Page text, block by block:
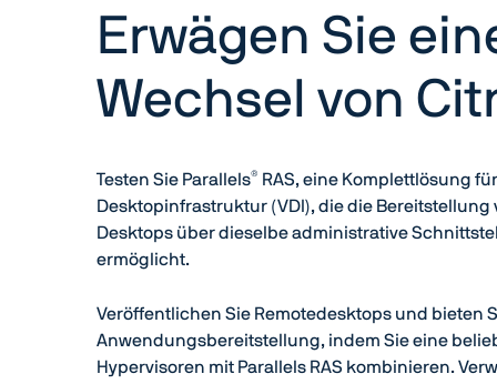
Erwägen Sie
Wechsel von
Testen Sie Parallels®
RAS, eine Komplettlösung
Desktopinfrastruktur (VDI), die die
Desktops über dieselbe administrative
ermöglicht.
Veröffentlichen Sie Remotedesktops und bieten
Anwendungsbereitstellung, indem Sie eine
Hypervisoren mit Parallels RAS kombinieren.